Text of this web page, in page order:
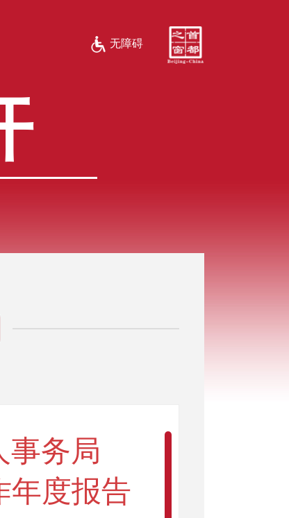
无障碍
事务局
年度报告